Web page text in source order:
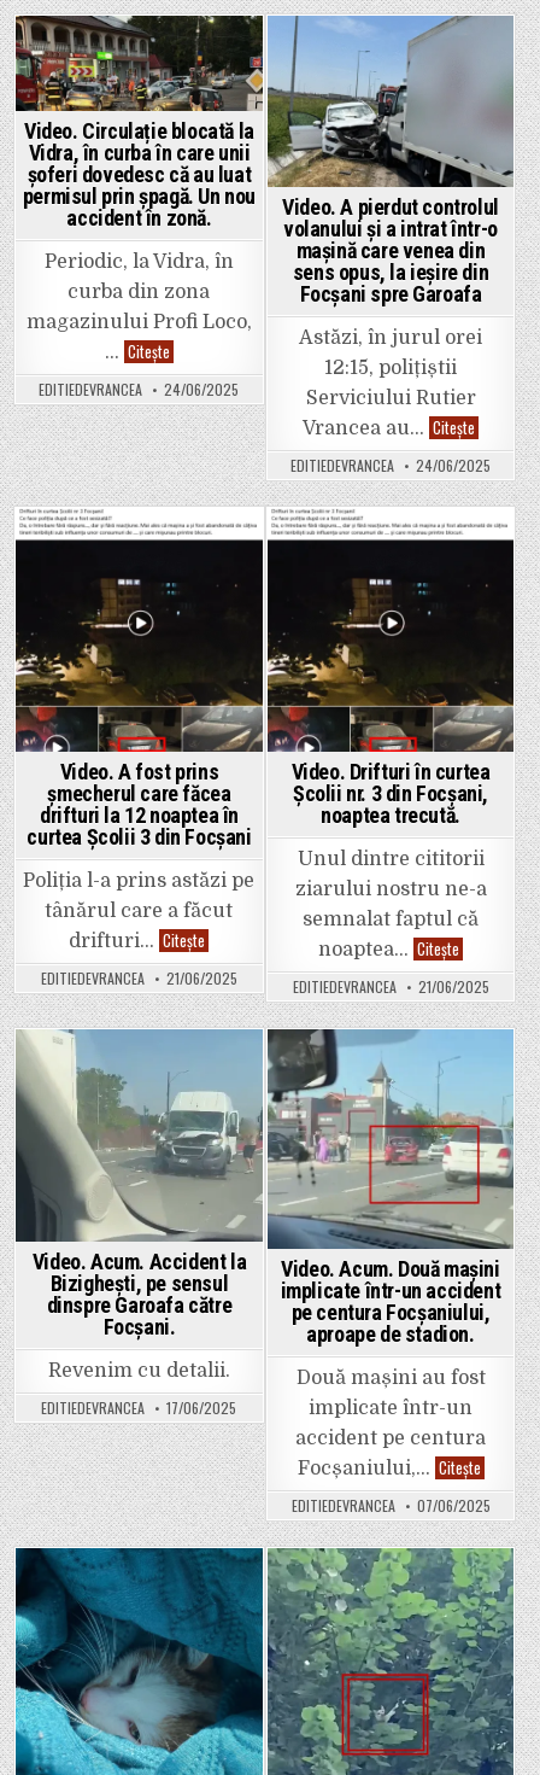
cu
drumul
național.
Focșani?
Bulevardul
după
de
proastă
calitate.
Posted
in
Video. Circulație blocată la
Vidra, în curba în care unii
șoferi dovedesc că au luat
permisul prin șpagă. Un nou
accident în zonă.
Periodic, la Vidra, în
curba din zona
magazinului Profi Loco,
… CiteșteVideo.
Circulație
blocată
la
Vidra,
în
curba
în
care
unii
șoferi
dovedesc
că
permisul
prin
șpagă.
zonă.
EDITIEDEVRANCEA 24/06/2025
Posted
in
Video. A pierdut controlul
volanului și a intrat într-o
mașină care venea din
sens opus, la ieșire din
Focșani spre Garoafa
Astăzi, în jurul orei
12:15, polițiștii
Serviciului Rutier
Vrancea au… Citește
A
pierdut
controlul
volanului
și
a
intrat
mașină
ieșire
din
Focșani
spre
Garoafa
EDITIEDEVRANCEA 24/06/2025
Video. A fost prins
șmecherul care făcea
drifturi la 12 noaptea în
curtea Școlii 3 din Focșani
Poliția l-a prins astăzi pe
tânărul care a făcut
drifturi… Citește
A
fost
prins
șmecherul
care
făcea
noaptea
în
curtea
Școlii
3
din
EDITIEDEVRANCEA 21/06/2025
in
Video. Drifturi în curtea
Școlii nr. 3 din Focșani,
noaptea trecută.
Unul dintre cititorii
ziarului nostru ne-a
semnalat faptul că
noaptea… Citește
Drifturi
în
curtea
Școlii
nr.
din
EDITIEDEVRANCEA 21/06/2025
Posted
in
Video. Acum. Accident la
Bizighești, pe sensul
dinspre Garoafa către
Focșani.
Revenim cu detalii.
EDITIEDEVRANCEA 17/06/2025
Posted
in
Video. Acum. Două mașini
implicate într-un accident
pe centura Focșaniului,
aproape de stadion.
Două mașini au fost
implicate într-un
accident pe centura
Focșaniului,… CiteșteVideo.
Acum.
Două
mașini
implicate
într-
un
accident
pe
centura
aproape
de
stadion.
EDITIEDEVRANCEA 07/06/2025
Posted
in
Posted
in